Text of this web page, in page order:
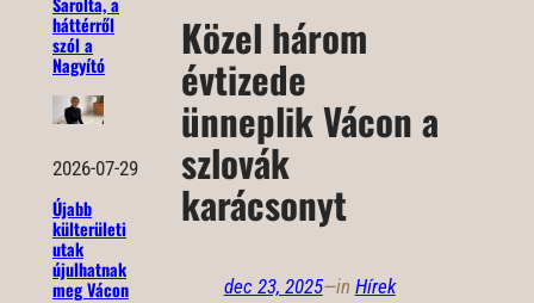
háttérről
szól a
Nagyító
2026-07-29
Újabb
külterületi
utak
újulhatnak
meg Vácon
Közel három
évtizede
ünneplik Vácon a
szlovák
karácsonyt
dec 23, 2025—in Hírek